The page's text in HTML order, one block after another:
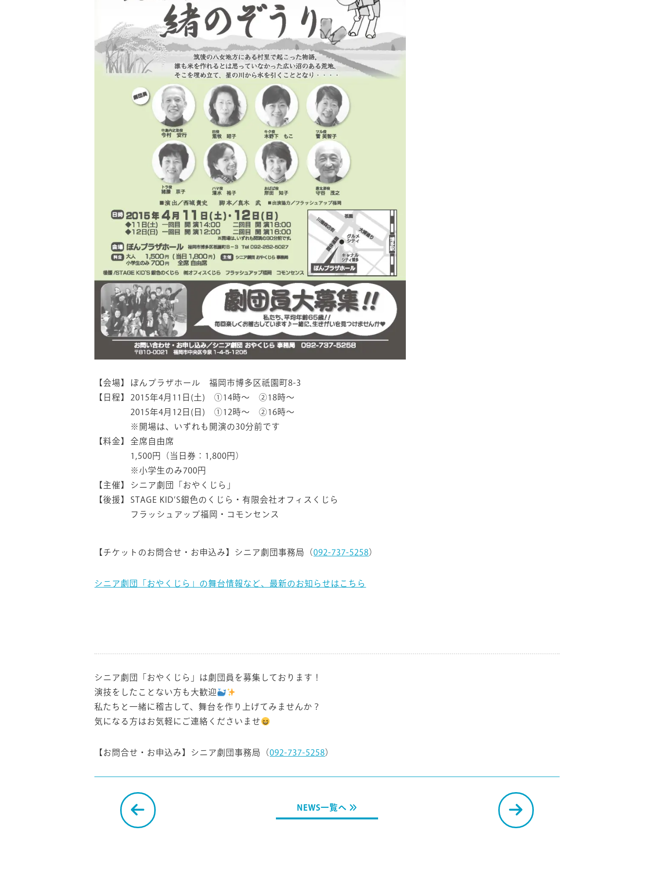
【会場】
ぽんプラザホール 福岡市博多区祇園町8-3
【日程】
2015年4月11日(土)
①14時～ ②18時～
2015年4月12日(日)
①12時～ ②16時～
※開場は、いずれも開演の30分前です
【料金】
全席自由席
1,500円（当日券：1,800円）
※小学生のみ700円
【主催】
シニア劇団「おやくじら」
【後援】
STAGE KID’S銀色のくじら・有限会社オフィスくじら
フラッシュアップ福岡・コモンセンス
【チケットのお問合せ・お申込み】シニア劇団事務局（092-737-5258）
シニア劇団「おやくじら」の舞台情報など、最新のお知らせはこちら
シニア劇団「おやくじら」は劇団員を募集しております！
演技をしたことない方も大歓迎
私たちと一緒に稽古して、舞台を作り上げてみませんか？
気になる方はお気軽にご連絡くださいませ
【お問合せ・お申込み】シニア劇団事務局（092-737-5258）
NEWS一覧へ